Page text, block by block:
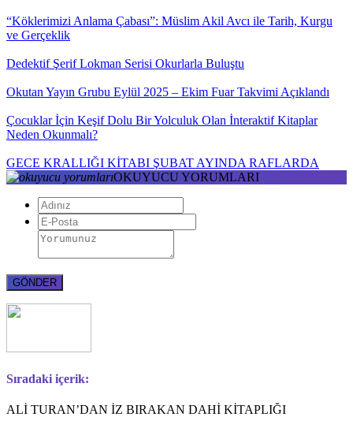
“Köklerimizi Anlama Çabası”: Müslim Akil Avcı ile Tarih, Kurgu
ve Gerçeklik
Dedektif Şerif Lokman Serisi Okurlarla Buluştu
Okutan Yayın Grubu Eylül 2025 – Ekim Fuar Takvimi Açıklandı
Çocuklar İçin Keşif Dolu Bir Yolculuk Olan İnteraktif Kitaplar
Neden Okunmalı?
GECE KRALLIĞI KİTABI ŞUBAT AYINDA RAFLARDA
OKUYUCU YORUMLARI
Sıradaki içerik:
ALİ TURAN’DAN İZ BIRAKAN DAHİ KİTAPLIĞI